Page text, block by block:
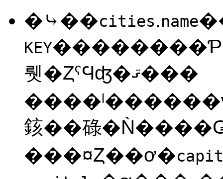
�⤷��cities.name
KEY
뤳�ȤˤϤʤ�ޤ���
䤤��碌
���¤Ȥ��ơ�